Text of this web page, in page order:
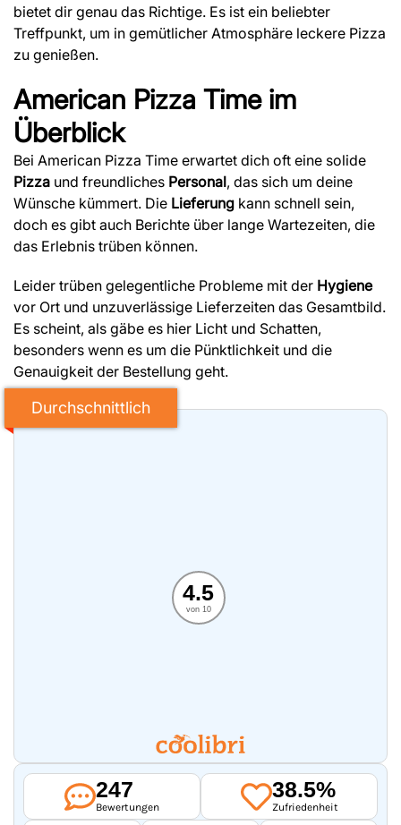
bietet dir genau das Richtige. Es ist ein beliebter
Treffpunkt, um in gemütlicher Atmosphäre leckere Pizza
zu genießen.
American Pizza Timeim
Überblick
Bei American Pizza Time erwartet dich oft eine solide
Pizza und freundliches Personal, das sich um deine
Wünsche kümmert. Die Lieferung kann schnell sein,
doch es gibt auch Berichte über lange Wartezeiten, die
das Erlebnis trüben können.
Leider trüben gelegentliche Probleme mit der Hygiene
vor Ort und unzuverlässige Lieferzeiten das Gesamtbild.
Es scheint, als gäbe es hier Licht und Schatten,
besonders wenn es um die Pünktlichkeit und die
Genauigkeit der Bestellung geht.
Durchschnittlich
4.5
von 10
247
Bewertungen
38.5%
Zufriedenheit